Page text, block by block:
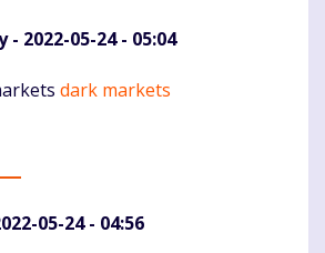
- 2022-05-24 - 05:04
dark markets
05-24 - 04:56